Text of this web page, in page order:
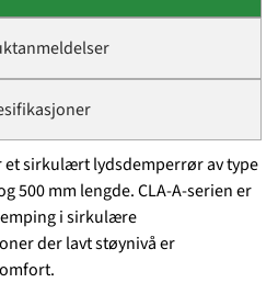
et sirkulært lydsdemperrør av type
500 mm lengde. CLA-A-serien er
i sirkulære
der lavt støynivå er